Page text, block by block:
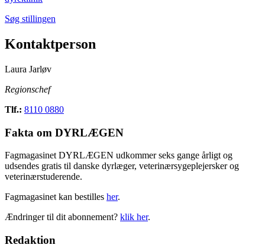
Søg stillingen
Kontaktperson
Laura Jarløv
Regionschef
Tlf.: 8110 0880
Fakta om DYRLÆGEN
Fagmagasinet DYRLÆGEN udkommer seks gange årligt og
udsendes gratis til danske dyrlæger, veterinærsygeplejersker og
veterinærstuderende.
Fagmagasinet kan bestilles her.
Ændringer til dit abonnement? klik her.
Redaktion